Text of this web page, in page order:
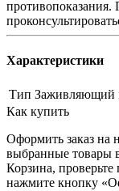
противопоказания.
Характеристики
Тип Заживляющий
Как купить
Оформить заказ на
выбранные товары
Корзина,
нажмите кнопку